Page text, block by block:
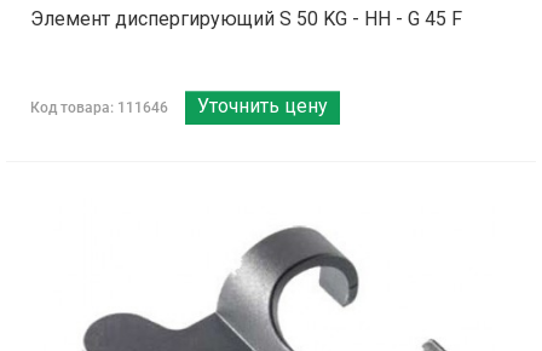
Элемент диспергирующий S 50 KG - HH - G 45 F
Код товара: 111646 Уточнить цену